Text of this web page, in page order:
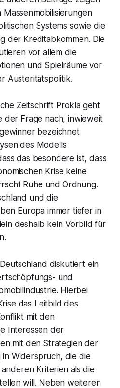
Systems sowie die
der Kreditabkommen. Die
vor allem die
und Spielräume vor
Austeritätspolitik.
Zeitschrift Prokla geht
der Frage nach, inwieweit
bezeichnet
des Modells
das besondere ist, dass
Krise keine
Ruhe und Ordnung.
und die
Europa immer tiefer in
deshalb kein Vorbild für
diskutiert ein
und
Hierbei
das Leitbild des
mit den
Interessen der
mit den Strategien der
Widerspruch, die die
Kriterien als die
will. Neben weiteren